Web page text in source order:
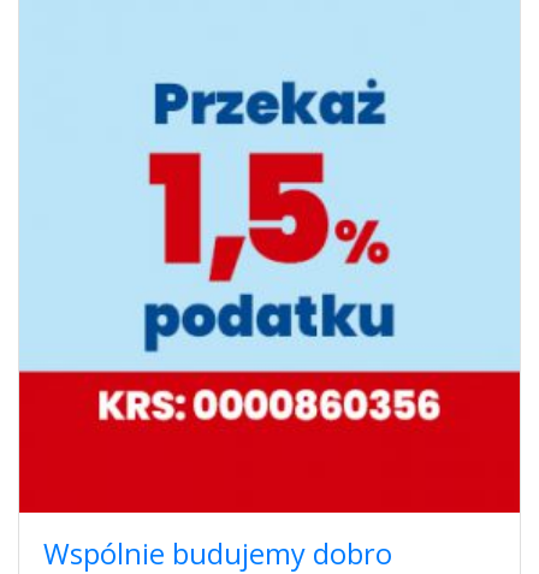
Wspólnie budujemy dobro